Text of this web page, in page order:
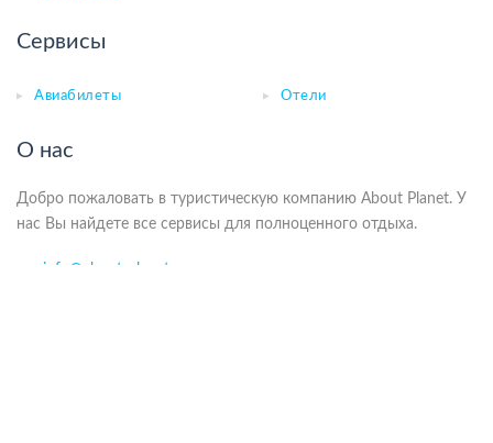
Сервисы
Авиабилеты Отели
О нас
Добро пожаловать в туристическую компанию About Planet. У
нас Вы найдете все сервисы для полноценного отдыха.
info@about-planet.ru